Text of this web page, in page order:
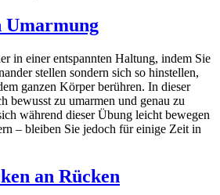
Umarmung
in einer entspannten Haltung, indem Sie
stellen sondern sich so hinstellen,
ganzen Körper berühren. In dieser
bewusst zu umarmen und genau zu
während dieser Übung leicht bewegen
– bleiben Sie jedoch für einige Zeit in
an Rücken